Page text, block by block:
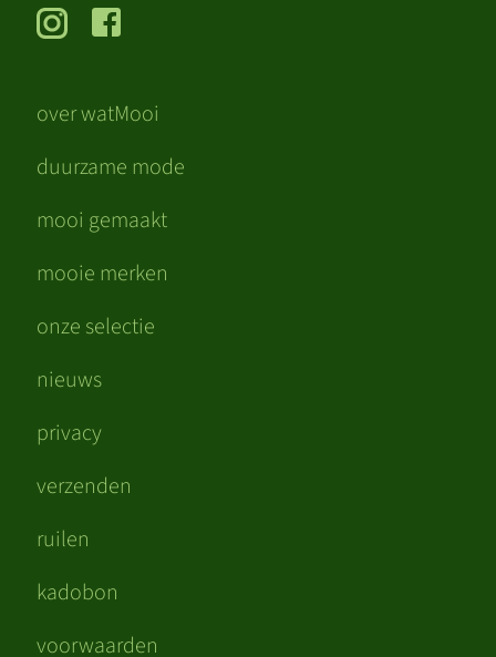
over watMooi
duurzame mode
mooi gemaakt
mooie merken
onze selectie
nieuws
privacy
verzenden
ruilen
kadobon
voorwaarden